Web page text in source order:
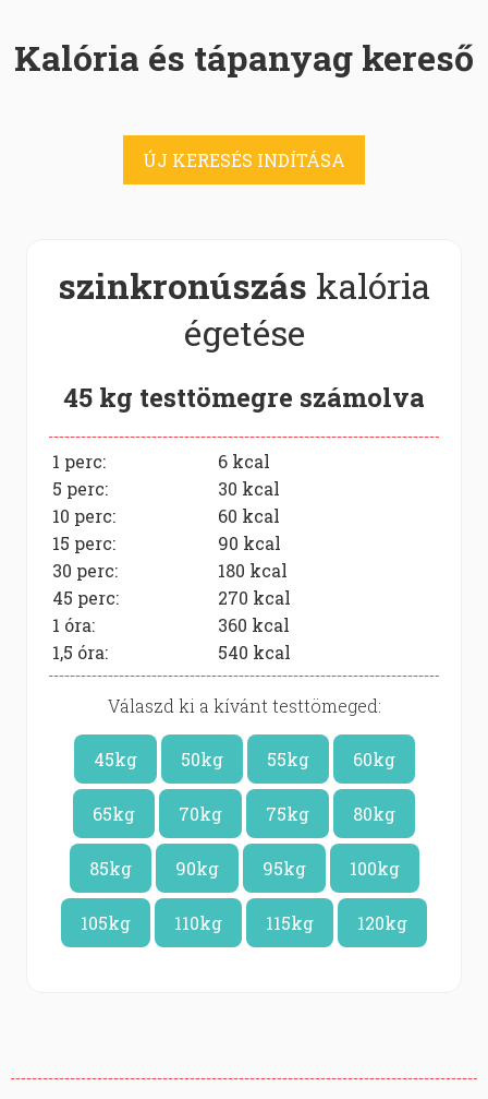
Kalória és tápanyag kereső
ÚJ KERESÉS INDÍTÁSA
szinkronúszás kalória
égetése
45 kg testtömegre számolva
1 perc: 6 kcal
5 perc:
30 kcal
10 perc:
60 kcal
15 perc:
90 kcal
30 perc:
180 kcal
45 perc:
270 kcal
1 óra:
360 kcal
1,5 óra:
540 kcal
Válaszd ki a kívánt testtömeged:
45kg 50kg 55kg 60kg
65kg 70kg 75kg 80kg
85kg 90kg 95kg 100kg
105kg 110kg 115kg 120kg